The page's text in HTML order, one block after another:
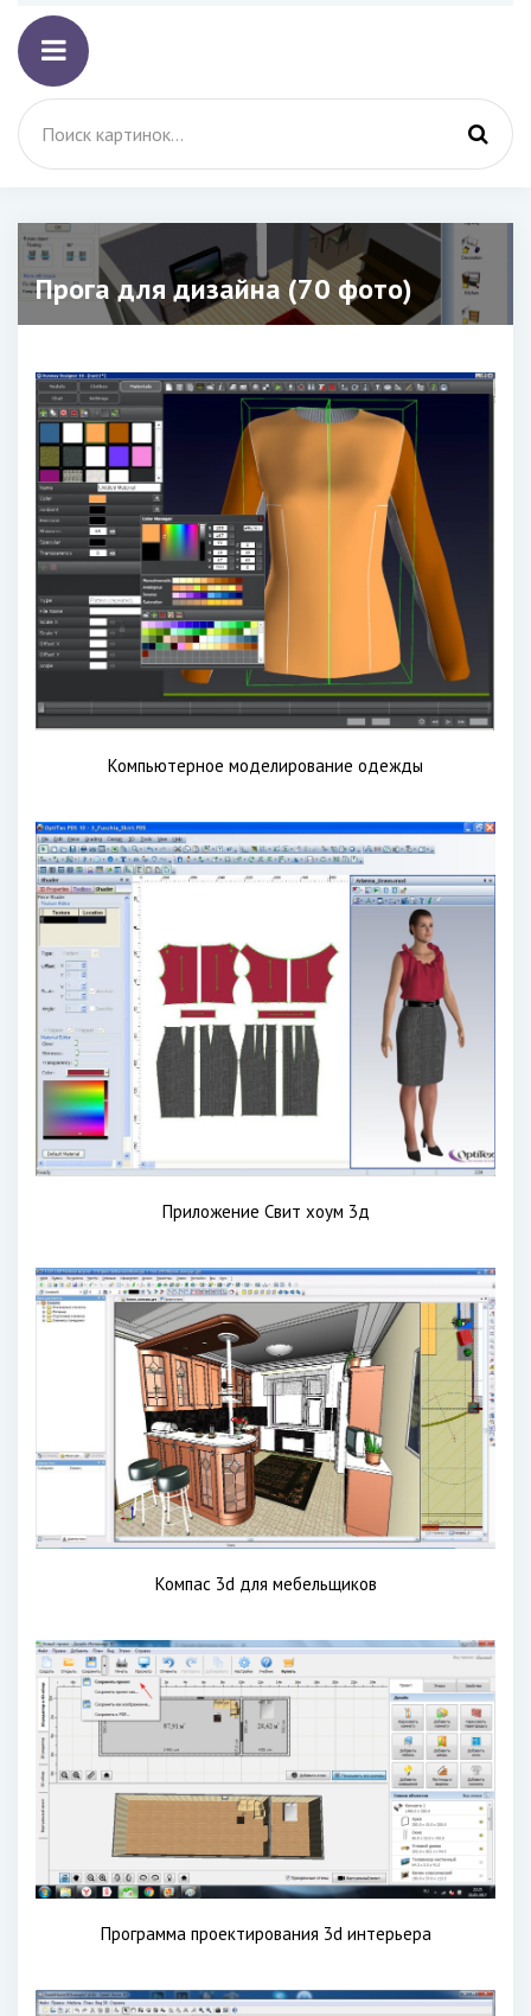
Прога для дизайна (70 фото)
Компьютерное моделирование одежды
Приложение Свит хоум 3д
Компас 3d для мебельщиков
Программа проектирования 3d интерьера